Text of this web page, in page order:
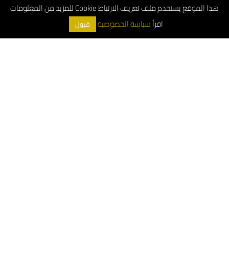
هذا الموقع يستخدم ملف تعريف الارتباط Cookie للمزيد من المعلومات
اقرأسياسة الخصوصية قبول